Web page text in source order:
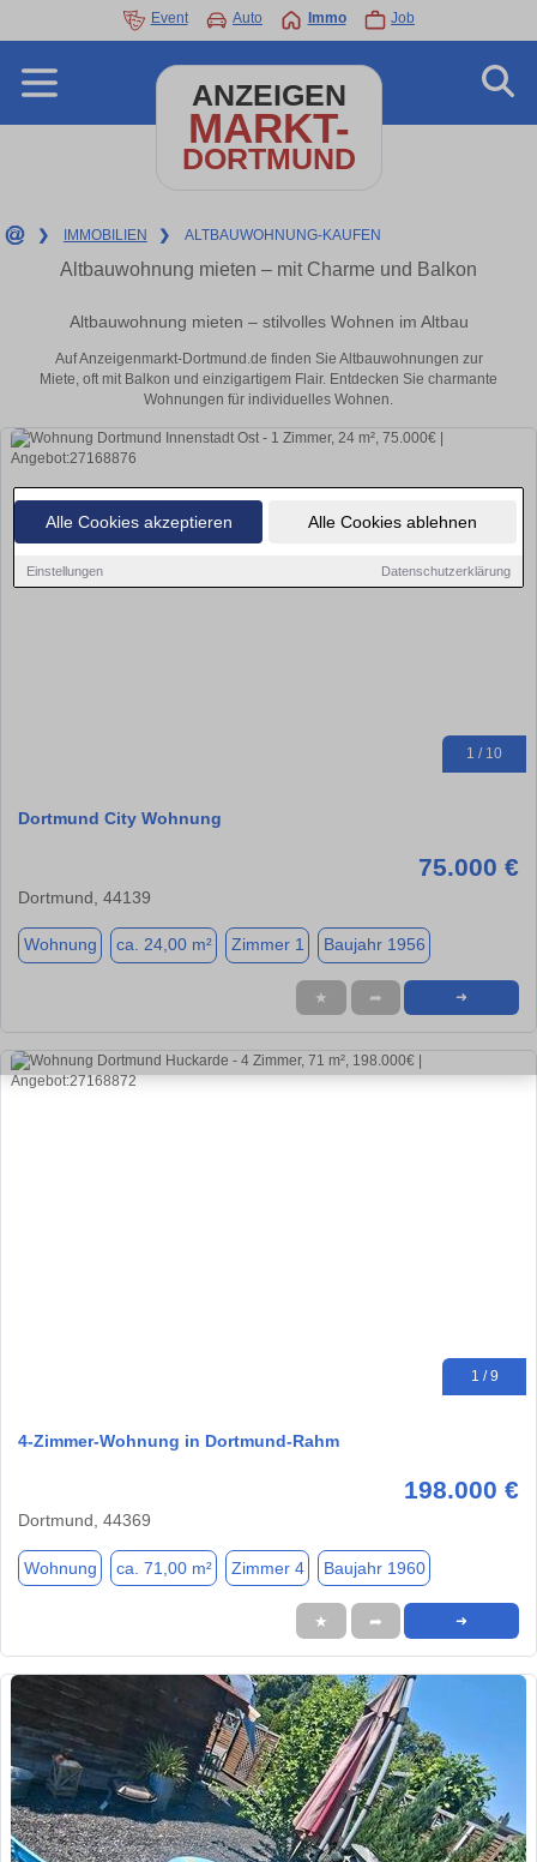
Alle Cookies akzeptieren Alle Cookies ablehnen
Einstellungen Datenschutzerklärung
Event Auto Immo Job
ANZEIGEN
MARKT-
DORTMUND
❯ IMMOBILIEN ❯ ALTBAUWOHNUNG-KAUFEN
Altbauwohnung mieten – mit Charme und Balkon
Altbauwohnung mieten – stilvolles Wohnen im Altbau
Auf Anzeigenmarkt-Dortmund.de finden Sie Altbauwohnungen zur
Miete, oft mit Balkon und einzigartigem Flair. Entdecken Sie charmante
Wohnungen für individuelles Wohnen.
1 / 10
Dortmund City Wohnung
75.000 €
Dortmund, 44139
Wohnung ca. 24,00 m² Zimmer 1 Baujahr 1956
★ ➦ ➜
1 / 9
4-Zimmer-Wohnung in Dortmund-Rahm
198.000 €
Dortmund, 44369
Wohnung ca. 71,00 m² Zimmer 4 Baujahr 1960
★ ➦ ➜